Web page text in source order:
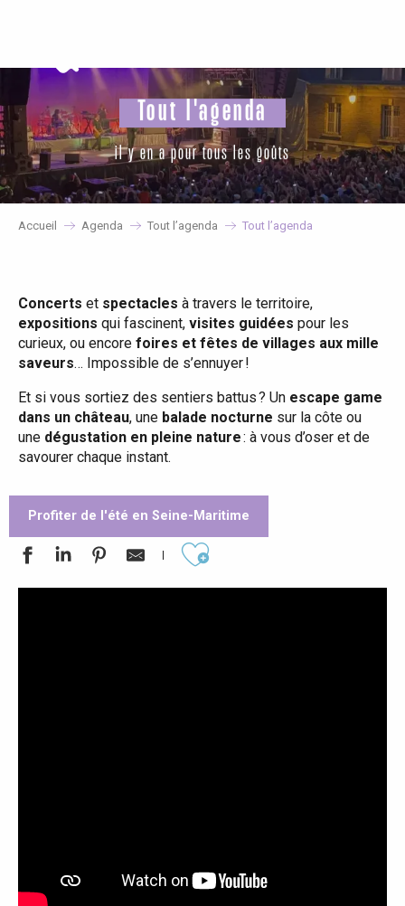
principal
Tout l'agenda
il y en a pour tous les goûts
Accueil Agenda Tout l’agenda Tout l’agenda
Concerts et spectacles à travers le territoire,
expositions qui fascinent, visites guidées pour les
curieux, ou encore foires et fêtes de villages aux mille
saveurs… Impossible de s’ennuyer !
Et si vous sortiez des sentiers battus ? Un escape game
dans un château, une balade nocturne sur la côte ou
une dégustation en pleine nature: à vous d’oser et de
savourer chaque instant.
Profiter de l'été en Seine-Maritime
Ajouter aux favoris